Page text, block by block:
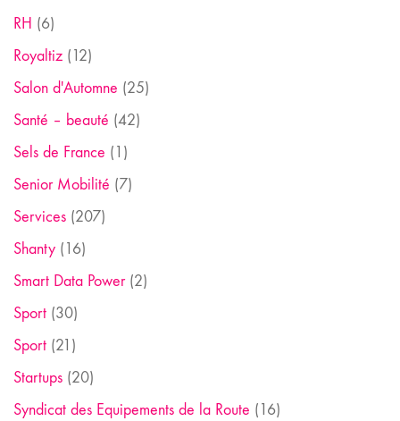
RH (6)
Royaltiz (12)
Salon d'Automne (25)
Santé – beauté (42)
Sels de France (1)
Senior Mobilité (7)
Services (207)
Shanty (16)
Smart Data Power(2)
Sport (30)
Sport (21)
Startups (20)
Syndicat des Equipements de la Route (16)